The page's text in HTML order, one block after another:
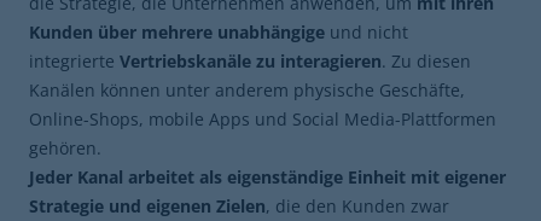
Kunden über mehrere unabhängige und nicht
integrierte Vertriebskanäle zu interagieren. Zu diesen
Kanälen können unter anderem physische Geschäfte,
Online-Shops, mobile Apps und Social Media-Plattformen
gehören.
Jeder Kanal arbeitet als eigenständige Einheit mit eigener
Strategie und eigenen Zielen, die den Kunden zwar